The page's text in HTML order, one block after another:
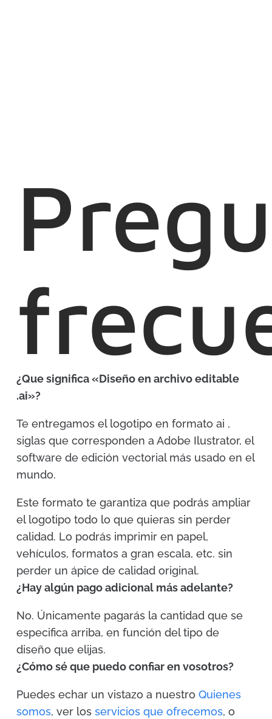
¿Que significa «Diseño en archivo editable
.ai»?
Te entregamos el logotipo en formato ai ,
siglas que corresponden a Adobe Ilustrator, el
software de edición vectorial más usado en el
mundo.
Este formato te garantiza que podrás ampliar
el logotipo todo lo que quieras sin perder
calidad. Lo podrás imprimir en papel,
vehículos, formatos a gran escala, etc. sin
perder un ápice de calidad original.
¿Hay algún pago adicional más adelante?
No. Únicamente pagarás la cantidad que se
especifica arriba, en función del tipo de
diseño que elijas.
¿Cómo sé que puedo confiar en vosotros?
Puedes echar un vistazo a nuestro Quienes
somos, ver los servicios que ofrecemos, o